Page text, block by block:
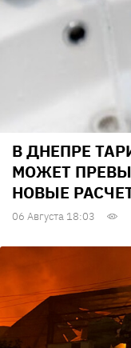
В ДНЕПРЕ
МОЖЕТ
НОВЫЕ
06 Августа 18:03